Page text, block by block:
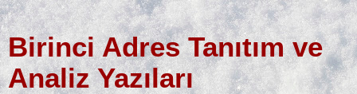
Birinci Adres Tanıtım ve
Analiz Yazıları